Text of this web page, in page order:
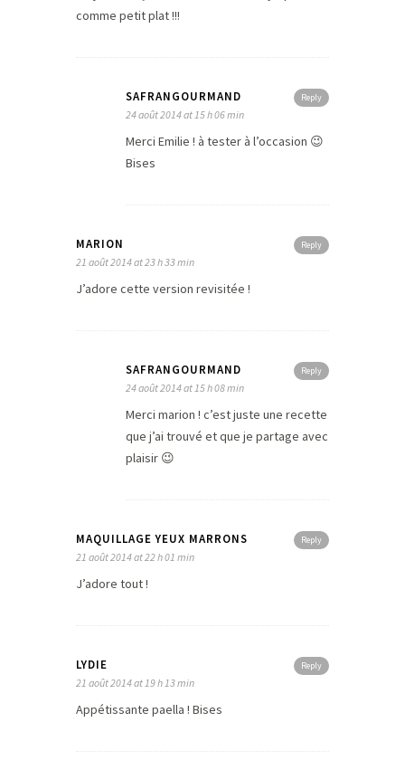
comme petit plat !!!
Reply
SAFRANGOURMAND
24 août 2014 at 15 h 06 min
Merci Emilie ! à tester à l’occasion 😉
Bises
Reply
MARION
21 août 2014 at 23 h 33 min
J’adore cette version revisitée !
Reply
SAFRANGOURMAND
24 août 2014 at 15 h 08 min
Merci marion ! c’est juste une recette
que j’ai trouvé et que je partage avec
plaisir 😉
Reply
MAQUILLAGE YEUX MARRONS
21 août 2014 at 22 h 01 min
J’adore tout !
Reply
LYDIE
21 août 2014 at 19 h 13 min
Appétissante paella ! Bises